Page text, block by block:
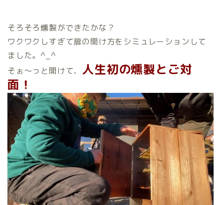
そろそろ燻製ができたかな？
ワクワクしすぎて扉の開け方をシミュレーションして
ました。^_^
そぉ～っと開けて、 人生初の燻製とご対
面！